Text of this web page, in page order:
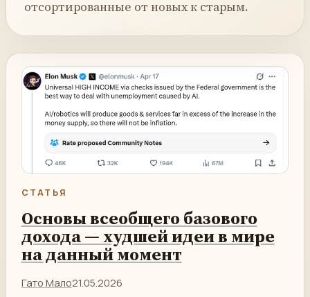
отсортированные от новых к старым.
СТАТЬЯ
Основы всеобщего базового
дохода — худшей идеи в мире
на данный момент
Гато Мало21.05.2026